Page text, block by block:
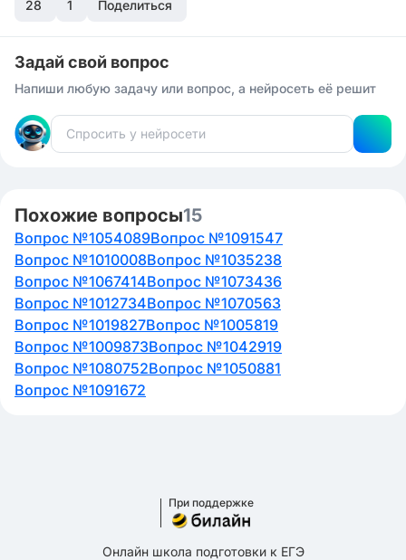
28 1 Поделиться
Задай свой вопрос
Напиши любую задачу или вопрос, а нейросеть её решит
Похожие вопросы15
Вопрос №1054089Вопрос №1091547
Вопрос №1010008Вопрос №1035238
Вопрос №1067414Вопрос №1073436
Вопрос №1012734Вопрос №1070563
Вопрос №1019827Вопрос №1005819
Вопрос №1009873Вопрос №1042919
Вопрос №1080752Вопрос №1050881
Вопрос №1091672
При поддержке
Онлайн школа подготовки к ЕГЭ